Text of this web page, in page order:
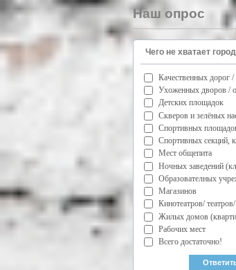
Наш опрос
Чего не хватает
Качественных дорог /
Ухоженных дворов /
Детских площадок
Скверов и зелёных
Спортивных
Спортивных секций,
Мест общепита
Ночных заведений
Образователных
Магазинов
Кинотеатров/
Жилых домов
Рабочих мест
Всего достаточно!